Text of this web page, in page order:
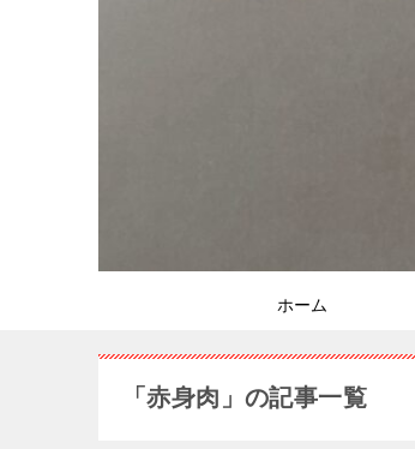
ホーム
「赤身肉」の記事一覧